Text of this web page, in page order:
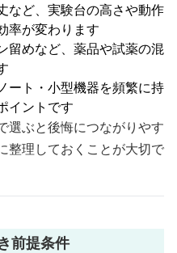
など、実験台の高さや動作
率が変わります
留めなど、薬品や試薬の混
ート・小型機器を頻繁に持
イントです
選ぶと後悔につながりやす
整理しておくことが大切で
前提条件